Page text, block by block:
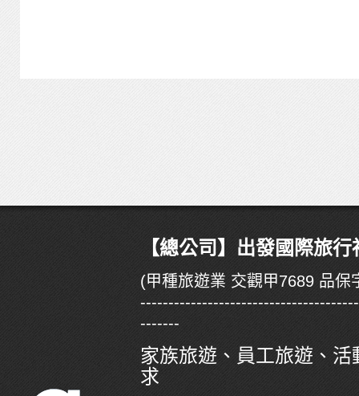
【總公司】出發國際旅
(甲種旅遊業 交觀甲7689 品保
-------
家族旅遊、員工旅遊、活
求